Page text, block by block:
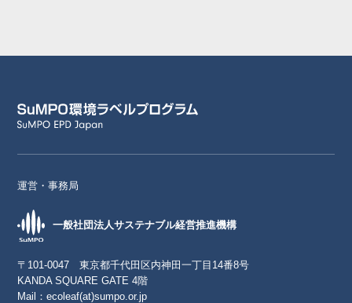
運営・事務局
一般社団法人サステナブル経営推進機構
〒101-0047 東京都千代田区内神田一丁目14番8号
KANDA SQUARE GATE 4階
Mail：ecoleaf(at)sumpo.or.jp